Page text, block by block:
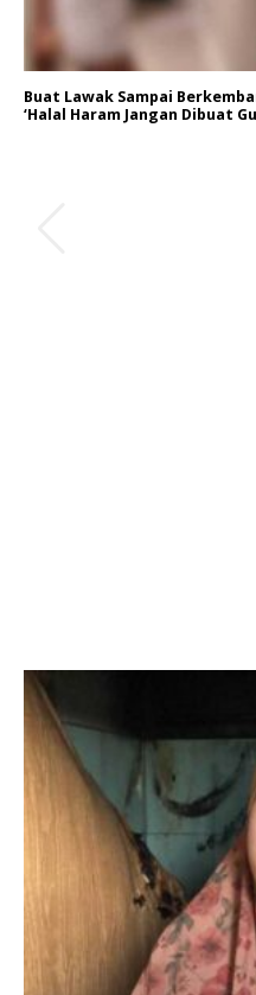
Buat Lawak Sampai
‘Halal Haram Jangan Dibuat